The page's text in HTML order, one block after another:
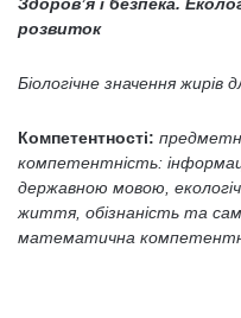
розвиток
Біологічне значення жирів
Компетентності:
компетентність:
державною мовою,
життя, обізнаність та
математична